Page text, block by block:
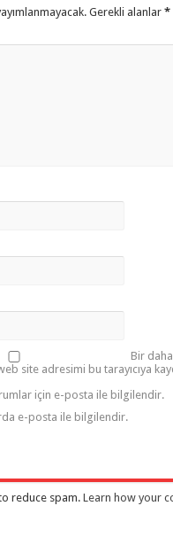
Gerekli alanlar *
Bir
site adresimi bu tarayıcıya
için e-posta ile bilgilendir.
e-posta ile bilgilendir.
reduce spam. Learn how your